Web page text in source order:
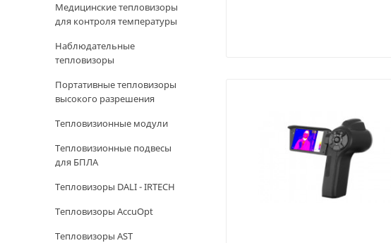
Медицинские тепловизоры
для контроля температуры
Наблюдательные
тепловизоры
Портативные тепловизоры
высокого разрешения
Тепловизионные модули
Тепловизионные подвесы
для БПЛА
Тепловизоры DALI - IRTECH
Тепловизоры AccuOpt
Тепловизоры AST